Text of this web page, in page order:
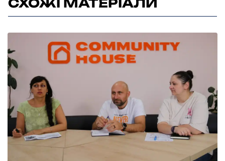
СХОЖІ МАТЕРІАЛИ